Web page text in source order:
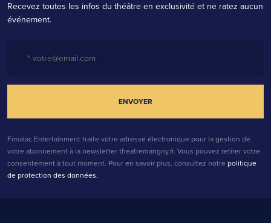
Nom*
Recevez toutes les infos du théâtre en exclusivité et ne ratez aucun
événement.
Fimalac Entertainment traite votre adresse électronique pour la gestion de
votre abonnement à la newsletter theatremarigny.fr. Vous pouvez retirer votre
consentement à tout moment. Pour en savoir plus, consultez notre politique
de protection des données.